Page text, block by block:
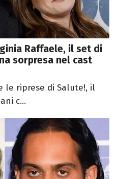
Raffaele, il set di
sorpresa nel cast
le riprese di Salute!, il
c...